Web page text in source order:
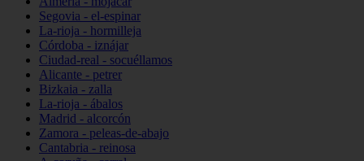
Segovia - el-espinar
La-rioja - hormilleja
Córdoba - iznájar
Ciudad-real - socuéllamos
Alicante - petrer
Bizkaia - zalla
La-rioja - ábalos
Madrid - alcorcón
Zamora - peleas-de-abajo
Cantabria - reinosa